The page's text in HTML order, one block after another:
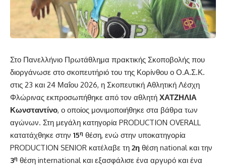
Στο Πανελλήνιο Πρωτάθλημα πρακτικής Σκοποβολής που
διοργάνωσε στο σκοπευτήριό του της Κορίνθου ο Ο.Α.Σ.Κ.
στις 23 και 24 Μαΐου 2026, η Σκοπευτική Αθλητική Λέσχη
Φλώρινας εκπροσωπήθηκε από τον αθλητή ΧΑΤΖΗΛΙΑ
Κωνσταντίνο, ο οποίος μονιμοποιήθηκε στα βάθρα των
αγώνων. Στη μεγάλη κατηγορία PRODUCTION OVERALL
κατατάχθηκε στην 15η θέση, ενώ στην υποκατηγορία
PRODUCTION SENIOR κατέλαβε τη 2η θέση national και την
3η θέση international και εξασφάλισε ένα αργυρό και ένα